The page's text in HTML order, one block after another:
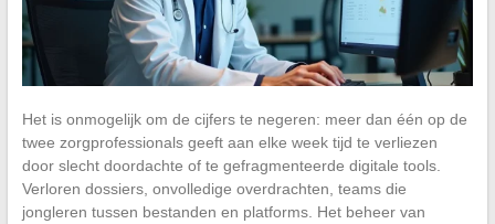
Het is onmogelijk om de cijfers te negeren: meer dan één op de
twee zorgprofessionals geeft aan elke week tijd te verliezen
door slecht doordachte of te gefragmenteerde digitale tools.
Verloren dossiers, onvolledige overdrachten, teams die
jongleren tussen bestanden en platforms. Het beheer van